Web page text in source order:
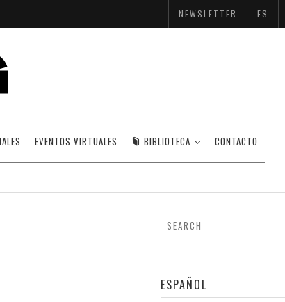
NEWSLETTER ES
EVENTOS VIRTUALES BIBLIOTECA CONTACTO
OFF
ESPAÑOL